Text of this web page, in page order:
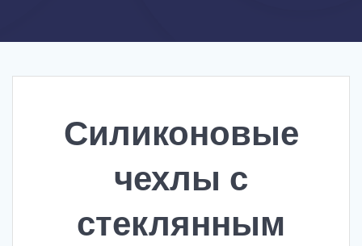
Силиконовые
чехлы с
стеклянным